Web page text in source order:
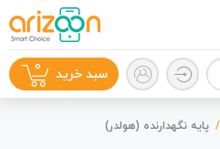
سبد خرید 0
پایه نگهدارنده (هولدر)